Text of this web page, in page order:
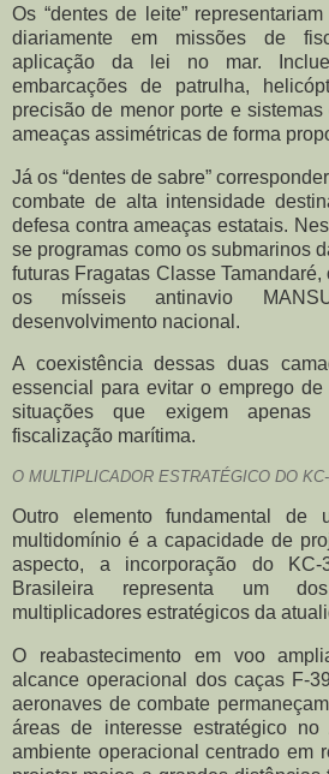
Os “dentes de leite”
diariamente em missões de
aplicação da lei no mar.
embarcações de patrulha,
precisão de menor porte e
ameaças assimétricas de forma
Já os “dentes de sabre”
combate de alta intensidade
defesa contra ameaças estatais.
se programas como os submarinos
futuras Fragatas Classe
os mísseis antinavio
desenvolvimento nacional.
A coexistência dessas duas
essencial para evitar o emprego
situações que exigem apenas
fiscalização marítima.
O MULTIPLICADOR ESTRATÉGICO DO
Outro elemento fundamental de
multidomínio é a capacidade de
aspecto, a incorporação do
Brasileira representa um
multiplicadores estratégicos da
O reabastecimento em voo
alcance operacional dos caças F-
aeronaves de combate
áreas de interesse estratégico
ambiente operacional centrado em